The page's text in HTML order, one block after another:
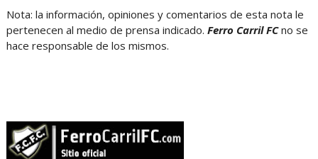
Nota: la información, opiniones y comentarios de esta nota le
pertenecen al medio de prensa indicado. Ferro Carril FCno se
hace responsable de los mismos.